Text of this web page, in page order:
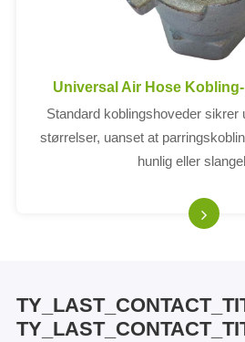
Universal Air Hose
Standard koblingshoveder sikrer
størrelser, uanset at
hunlig eller